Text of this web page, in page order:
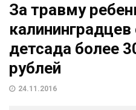
За травму
калининградцев
детсада более
рублей
24.11.2016